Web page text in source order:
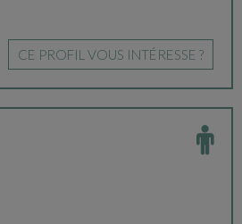
CE PROFIL VOUS INTÉRESSE ?